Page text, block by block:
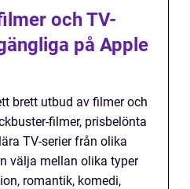
och TV-
på Apple
brett utbud av filmer och
filmer, prisbelönta
TV-serier från olika
välja mellan olika typer
romantik, komedi,